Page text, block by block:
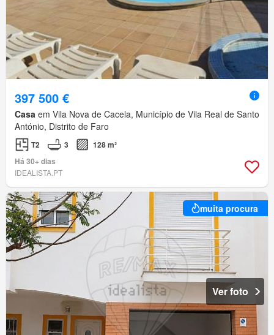
397 500 €
Casa em Vila Nova de Cacela, Município de Vila Real de Santo
António, Distrito de Faro
T2 3
128 m²
Há 30+ dias
IDEALISTA.PT
muita procura
Ver foto